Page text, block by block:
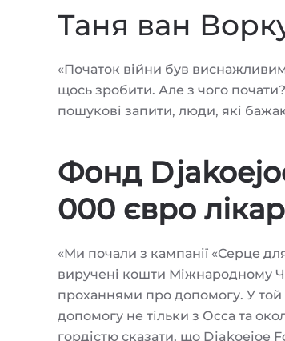
Таня ван
«Початок війни був
щось зробити. Але з чого
пошукові запити, люди, які
Фонд
000 євро
«Ми почали з кампанії «Серце
виручені кошти Міжнародному
проханнями про допомогу. У
допомогу не тільки з Осса та
гордістю сказати, що Djakoejoe